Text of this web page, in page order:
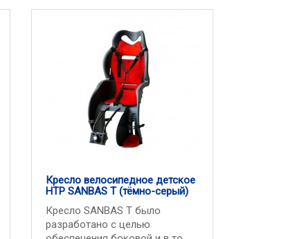
Кресло велосипедное детское
HTP SANBAS T (тёмно-серый)
Кресло SANBAS T было
разработано с целью